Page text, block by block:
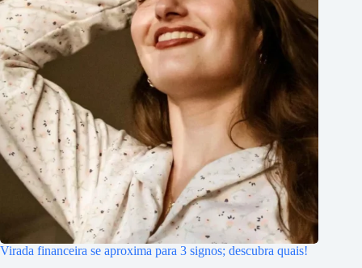
Virada financeira se aproxima para 3 signos; descubra quais!